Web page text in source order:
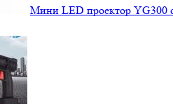
Мини LED проектор YG300